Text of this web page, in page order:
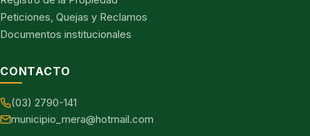
Peticiones, Quejas y Reclamos
Documentos institucionales
CONTACTO
(03) 2790-141
municipio_mera@hotmail.com